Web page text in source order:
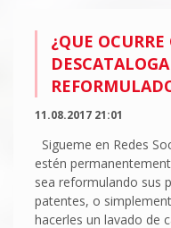
¿QUE
11.08.2017 21:01
Sigueme en Redes
estén
sea reformulando sus
patentes, o
hacerles un lavado de